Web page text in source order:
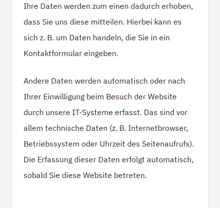
Ihre Daten werden zum einen dadurch erhoben,
dass Sie uns diese mitteilen. Hierbei kann es
sich z. B. um Daten handeln, die Sie in ein
Kontaktformular eingeben.
Andere Daten werden automatisch oder nach
Ihrer Einwilligung beim Besuch der Website
durch unsere IT-Systeme erfasst. Das sind vor
allem technische Daten (z. B. Internetbrowser,
Betriebssystem oder Uhrzeit des Seitenaufrufs).
Die Erfassung dieser Daten erfolgt automatisch,
sobald Sie diese Website betreten.